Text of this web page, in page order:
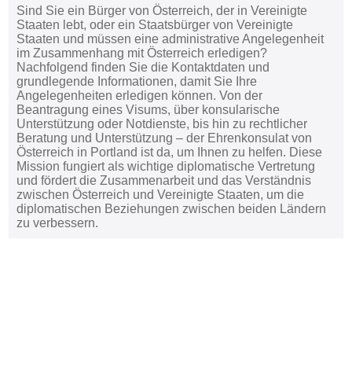
Sind Sie ein Bürger von Österreich, der in Vereinigte
Staaten lebt, oder ein Staatsbürger von Vereinigte
Staaten und müssen eine administrative Angelegenheit
im Zusammenhang mit Österreich erledigen?
Nachfolgend finden Sie die Kontaktdaten und
grundlegende Informationen, damit Sie Ihre
Angelegenheiten erledigen können. Von der
Beantragung eines Visums, über konsularische
Unterstützung oder Notdienste, bis hin zu rechtlicher
Beratung und Unterstützung – der Ehrenkonsulat von
Österreich in Portland ist da, um Ihnen zu helfen. Diese
Mission fungiert als wichtige diplomatische Vertretung
und fördert die Zusammenarbeit und das Verständnis
zwischen Österreich und Vereinigte Staaten, um die
diplomatischen Beziehungen zwischen beiden Ländern
zu verbessern.